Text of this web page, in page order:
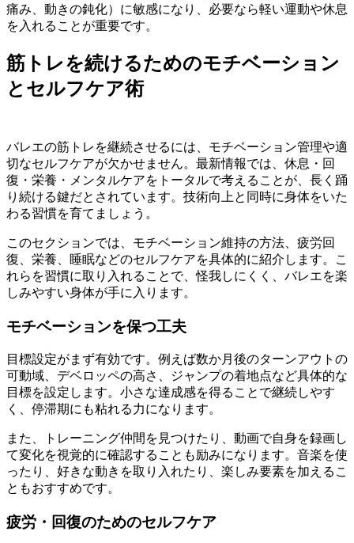
痛み、動きの鈍化）に敏感になり、必要なら軽い運動や休息
を入れることが重要です。
筋トレを続けるためのモチベーション
とセルフケア術
バレエの筋トレを継続させるには、モチベーション管理や適
切なセルフケアが欠かせません。最新情報では、休息・回
復・栄養・メンタルケアをトータルで考えることが、長く踊
り続ける鍵だとされています。技術向上と同時に身体をいた
わる習慣を育てましょう。
このセクションでは、モチベーション維持の方法、疲労回
復、栄養、睡眠などのセルフケアを具体的に紹介します。こ
れらを習慣に取り入れることで、怪我しにくく、バレエを楽
しみやすい身体が手に入ります。
モチベーションを保つ工夫
目標設定がまず有効です。例えば数か月後のターンアウトの
可動域、デベロッペの高さ、ジャンプの着地点など具体的な
目標を設定します。小さな達成感を得ることで継続しやす
く、停滞期にも粘れる力になります。
また、トレーニング仲間を見つけたり、動画で自身を録画し
て変化を視覚的に確認することも励みになります。音楽を使
ったり、好きな動きを取り入れたり、楽しみ要素を加えるこ
ともおすすめです。
疲労・回復のためのセルフケア